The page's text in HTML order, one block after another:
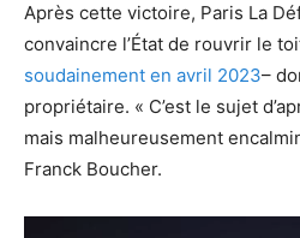
Après cette victoire, Paris La
convaincre l’État de rouvrir le
soudainement en avril 2023–
propriétaire. « C’est le sujet
mais malheureusement
Franck Boucher.